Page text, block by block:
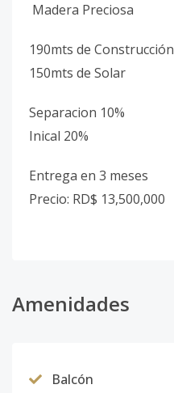
Madera Preciosa
190mts de Construcción
150mts de Solar
Separacion 10%
Inical 20%
Entrega en 3 meses
Precio: RD$ 13,500,000
Amenidades
Balcón